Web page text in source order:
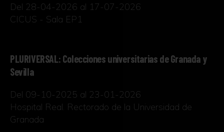
Del 28-04-2026 al 17-07-2026
CICUS - Sala EP1
PLURIVERSAL: Colecciones universitarias de Granada y
Sevilla
Del 09-10-2025 al 23-01-2026
Hospital Real. Rectorado de la Universidad de
Granada